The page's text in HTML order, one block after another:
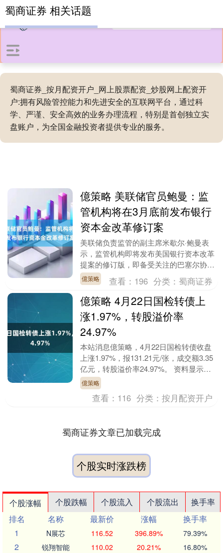
蜀商证券_按月配资开户_网上股票配资_炒股网上配资开
户:拥有风险管控能力和先进安全的互联网平台，通过科
学、严谨、安全高效的业务办理流程，特别是首创独立实
盘账户，为全国金融投资者提供专业的服务。
蜀商证券 相关话题
億策略 美联储官员鲍曼：监
管机构将在3月底前发布银行
资本金改革修订案
美联储负责监管的副主席米歇尔·鲍曼表
示，监管机构即将发布美国银行资本改革
提案的修订版，即备受关注的巴塞尔协议
III终局(Basel III endgame)方案....
億策略 查看： 196 分类： 蜀商证券
億策略 4月22日国检转债上
涨1.97%，转股溢价率
24.97%
本站消息億策略，4月22日国检转债收盘
上涨1.97%，报131.21元/张，成交额3.35
亿元，转股溢价率24.97%。 资料显示，
国检转债信用级别为“AA+”....
億策略
查看： 116 分类：按月配资开户
蜀商证券文章已加载完成
个股实时涨跌榜
个股涨幅 个股跌幅 个股流入 个股流出
换手率
排名
名称 最新价 涨幅
换手率
1
N展芯 116.52 396.89% 79.39%
2 锐翔智能 110.02 20.21% 16.80%